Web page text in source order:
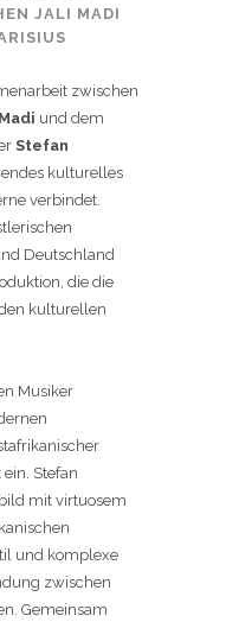
JALI MADI
zwischen
und dem
Stefan
kulturelles
verbindet.
Deutschland
die die
kulturellen
Musiker
Stefan
mit virtuosem
und komplexe
zwischen
. Gemeinsam